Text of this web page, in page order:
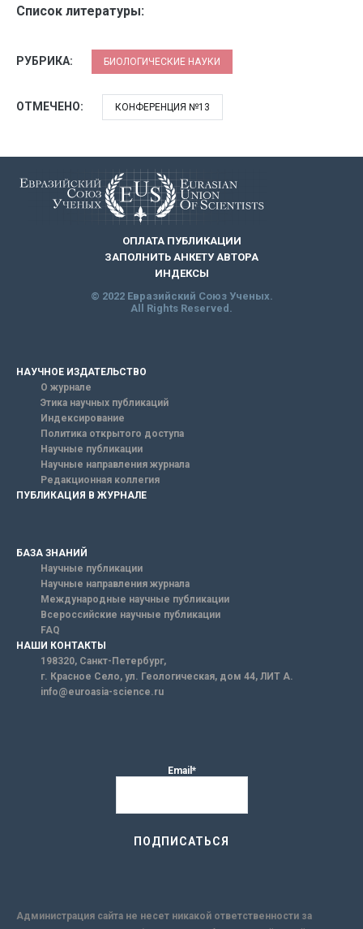
Список литературы:
РУБРИКА: БИОЛОГИЧЕСКИЕ НАУКИ
ОТМЕЧЕНО: КОНФЕРЕНЦИЯ №13
ОПЛАТА ПУБЛИКАЦИИ
ЗАПОЛНИТЬ АНКЕТУ АВТОРА
ИНДЕКСЫ
© 2022 Евразийский Союз Ученых.
All Rights Reserved.
НАУЧНОЕ ИЗДАТЕЛЬСТВО
О журнале
Этика научных публикаций
Индексирование
Политика открытого доступа
Научные публикации
Научные направления журнала
Редакционная коллегия
ПУБЛИКАЦИЯ В ЖУРНАЛЕ
БАЗА ЗНАНИЙ
Научные публикации
Научные направления журнала
Международные научные публикации
Всероссийские научные публикации
FAQ
НАШИ КОНТАКТЫ
198320, Санкт-Петербург,
г. Красное Село, ул. Геологическая, дом 44, ЛИТ А.
info@euroasia-science.ru
Email*
Администрация сайта не несет никакой ответственности за